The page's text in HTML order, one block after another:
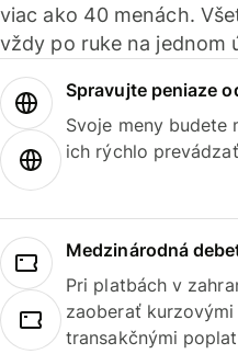
viac ako 40 menách.
vždy po ruke na jednom
Spravujte peniaze
Svoje meny budete
ich rýchlo
Medzinárodná
Pri platbách v
zaoberať
transakčnými